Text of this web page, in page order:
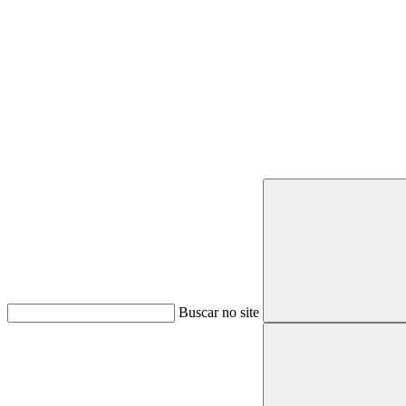
Buscar no site